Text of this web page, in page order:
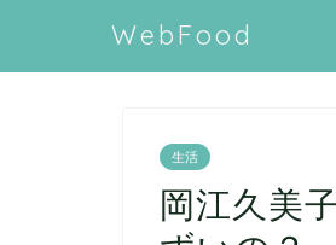
WebFood
生活
岡江久美